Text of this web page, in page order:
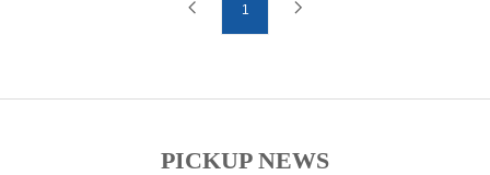
1
PICKUP NEWS